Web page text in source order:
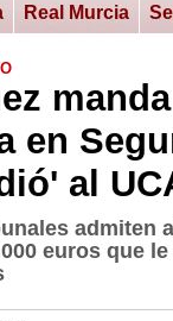
Real Murcia
en
al
admiten
euros que